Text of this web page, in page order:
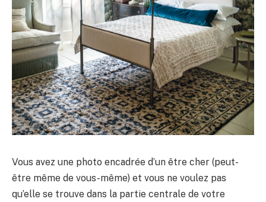
Vous avez une photo encadrée d’un être cher (peut-
être même de vous-même) et vous ne voulez pas
qu’elle se trouve dans la partie centrale de votre